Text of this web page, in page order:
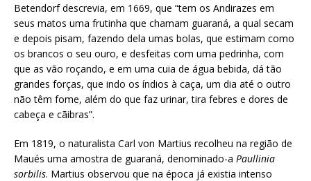
Betendorf descrevia, em 1669, que “tem os Andirazes em
seus matos uma frutinha que chamam guaraná, a qual secam
e depois pisam, fazendo dela umas bolas, que estimam como
os brancos o seu ouro, e desfeitas com uma pedrinha, com
que as vão roçando, e em uma cuia de água bebida, dá tão
grandes forças, que indo os índios à caça, um dia até o outro
não têm fome, além do que faz urinar, tira febres e dores de
cabeça e cãibras”.
Em 1819, o naturalista Carl von Martius recolheu na região de
Maués uma amostra de guaraná, denominado-a Paullinia
sorbilis. Martius observou que na época já existia intenso